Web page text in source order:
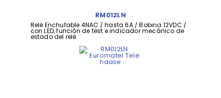
RM012LN
Relé Enchufable 4NAC / hasta 6A / Bobina 12VDC /
con LED, función de test e indicador mecánico de
estado del relé.